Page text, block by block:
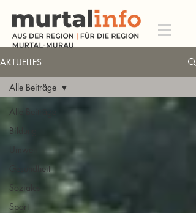
AKTUELLES
Alle Beiträge
Bildung
Gesundheit
Soziales
Sport
Alle Beiträge